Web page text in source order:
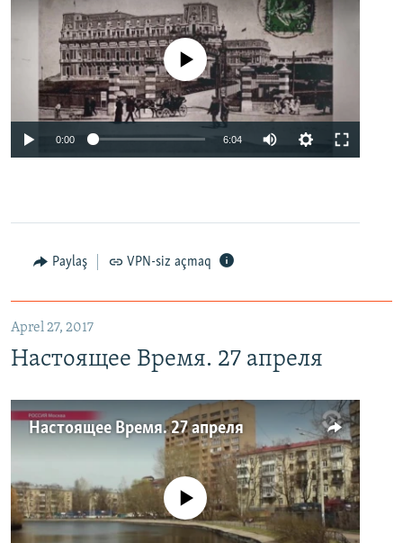
No media source currently available
0:00 6:04
Paylaş VPN-siz açmaq
Aprel 27, 2017
Настоящее Время. 27 апреля
Настоящее Время. 27 апреля
No media source currently available